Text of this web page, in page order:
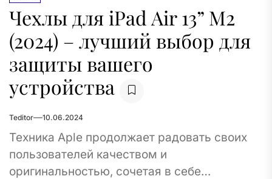
Чехлы для iPad Air 13” M2
(2024) – лучший выбор для
защиты вашего
устройства
Teditor 10.06.2024
Техника Aple продолжает радовать своих
пользователей качеством и
оригинальностью, сочетая в себе